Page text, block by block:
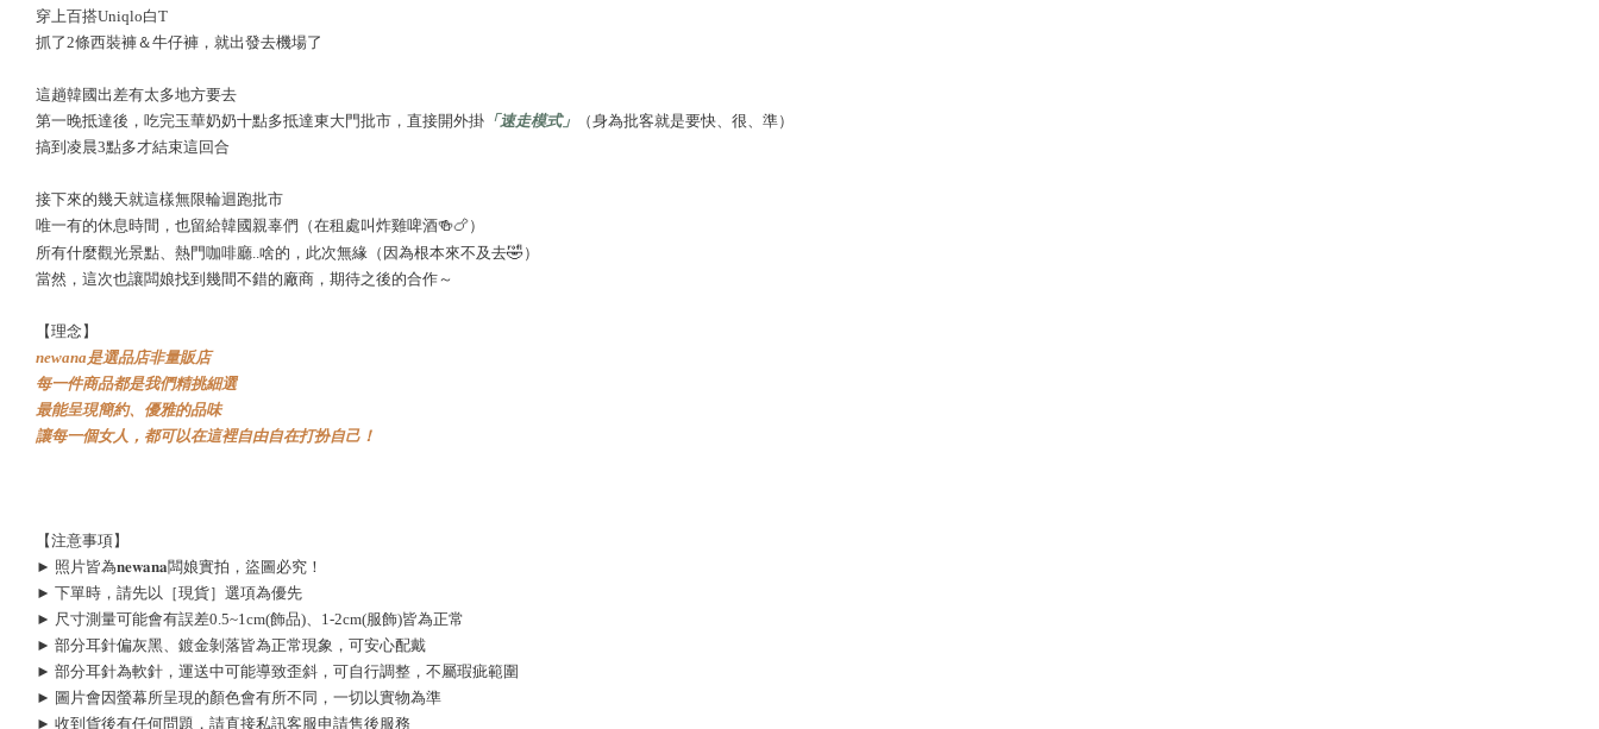
穿上百搭Uniqlo白T
抓了2條西裝褲＆牛仔褲，就出發去機場了
這趟韓國出差有太多地方要去
第一晚抵達後，吃完玉華奶奶十點多抵達東大門批市，直接開外掛 「速走模式」
（身為批客就是要快、很、準）
搞到凌晨3點多才結束這回合
接下來的幾天就這樣無限輪迴跑批市
唯一有的休息時間，也留給韓國親辜們（在租處叫炸雞啤酒🍻🍗）
所有什麼觀光景點、熱門咖啡廳..啥的，此次無緣（因為根本來不及去🤣）
當然，這次也讓闆娘找到幾間不錯的廠商，期待之後的合作～
【理念】
newana是選品店非量販店
每一件商品都是我們精挑細選
最能呈現簡約、優雅的品味
讓每一個女人，都可以在這裡自由自在打扮自己！
【注意事項】
► 照片皆為𝐧𝐞𝐰𝐚𝐧𝐚闆娘實拍，盜圖必究！
► 下單時，請先以［現貨］選項為優先
► 尺寸測量可能會有誤差0.5~1cm(飾品)、1-2cm(服飾)皆為正常
► 部分耳針偏灰黑、鍍金剝落皆為正常現象，可安心配戴
► 部分耳針為軟針，運送中可能導致歪斜，可自行調整，不屬瑕疵範圍
► 圖片會因螢幕所呈現的顏色會有所不同，一切以實物為準
► 收到貨後有任何問題，請直接私訊客服申請售後服務